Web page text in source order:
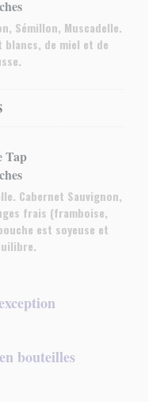
Sémillon, Muscadelle.
de miel et de
Tap
Cabernet Sauvignon,
frais (framboise,
est soyeuse et
bouteilles